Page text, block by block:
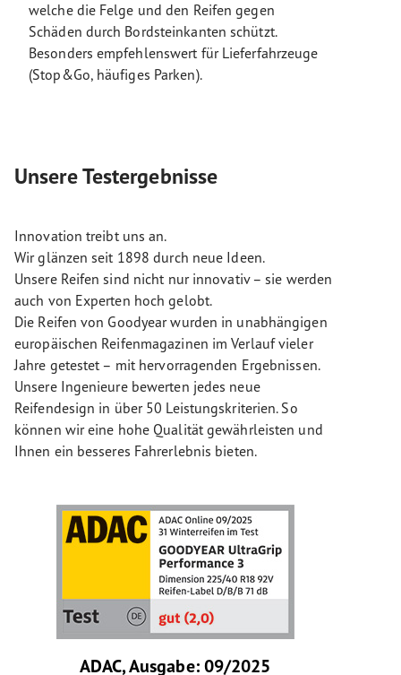
welche die Felge und den Reifen gegen
Schäden durch Bordsteinkanten schützt.
Besonders empfehlenswert für Lieferfahrzeuge
(Stop&Go, häufiges Parken).
Unsere Testergebnisse
Innovation treibt uns an.
Wir glänzen seit 1898 durch neue Ideen.
Unsere Reifen sind nicht nur innovativ – sie werden
auch von Experten hoch gelobt.
Die Reifen von Goodyear wurden in unabhängigen
europäischen Reifenmagazinen im Verlauf vieler
Jahre getestet – mit hervorragenden Ergebnissen.
Unsere Ingenieure bewerten jedes neue
Reifendesign in über 50 Leistungskriterien. So
können wir eine hohe Qualität gewährleisten und
Ihnen ein besseres Fahrerlebnis bieten.
ADAC, Ausgabe: 09/2025